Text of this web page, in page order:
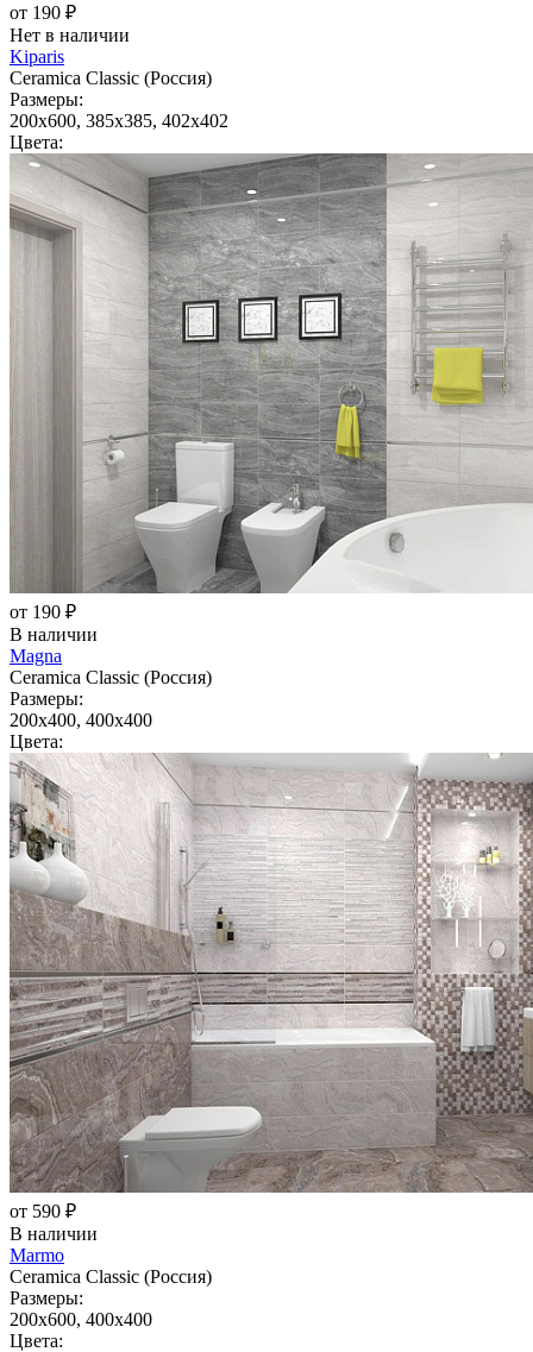
от 190 ₽
Нет в наличии
Kiparis
Ceramica Classic (Россия)
Размеры:
200x600, 385x385, 402x402
Цвета:
от 190 ₽
В наличии
Magna
Ceramica Classic (Россия)
Размеры:
200x400, 400x400
Цвета:
от 590 ₽
В наличии
Marmo
Ceramica Classic (Россия)
Размеры:
200x600, 400x400
Цвета: